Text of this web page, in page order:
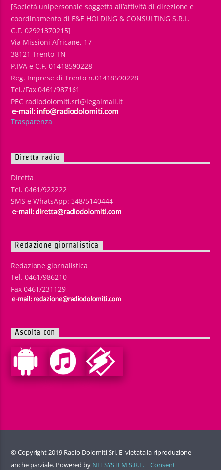
[Società unipersonale soggetta all’attività di direzione e
coordinamento di E&E HOLDING & CONSULTING S.R.L.
C.F. 02921370215]
Via Missioni Africane, 17
38121 Trento TN
P.IVA e C.F. 01418590228
Reg. Imprese di Trento n.01418590228
Tel./Fax 0461/987161
PEC radiodolomiti.srl@legalmail.it
Trasparenza
Diretta radio
Diretta
Tel. 0461/922222
SMS e WhatsApp: 348/5140444
Redazione giornalistica
Redazione giornalistica
Tel. 0461/986210
Fax 0461/231129
Ascolta con
© Copyright 2019 Radio Dolomiti Srl. E' vietata la riproduzione
anche parziale. Powered by NIT SYSTEM S.R.L. | Consent